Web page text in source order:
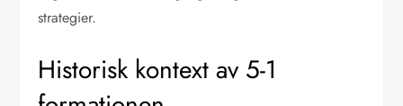
strategier.
Historisk kontext av 5-1